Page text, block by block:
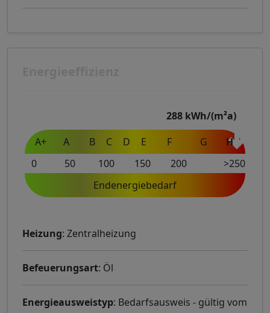
A+ A B C D E F G H
288 kWh/(m²a)
0 50 100 150 200
>250
Endenergiebedarf
Heizung: Zentralheizung
Befeuerungsart: Öl
Energieausweistyp: Bedarfsausweis - gültig vom